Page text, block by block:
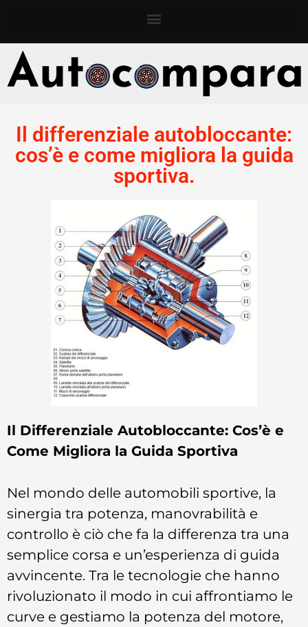
Il differenziale autobloccante:
cos’è e come migliora la guida
sportiva.
Il Differenziale Autobloccante: Cos’è e
Come Migliora la Guida Sportiva
Nel mondo delle automobili sportive, la
sinergia tra potenza, manovrabilità e
controllo è ciò che fa la differenza tra una
semplice corsa e un’esperienza di guida
avvincente. Tra le tecnologie che hanno
rivoluzionato il modo in cui affrontiamo le
curve e gestiamo la potenza del motore,